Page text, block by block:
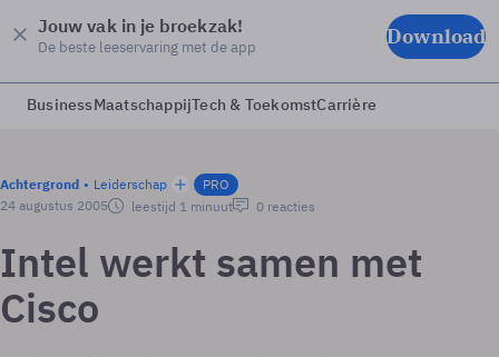
Jouw vak in je broekzak!
De beste leeservaring met de app Download
BusinessMaatschappijTech & ToekomstCarrière
Achtergrond Leiderschap
PRO
24 augustus 2005
leestijd 1 minuut 0 reacties
Intel werkt samen met
Cisco